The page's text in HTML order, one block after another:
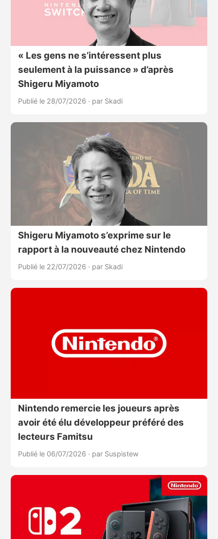
« Les gens ne s’intéressent plus
seulement à la puissance » d’après
Shigeru Miyamoto
Publié le 28/07/2026 · par Skadi
Shigeru Miyamoto s’exprime sur le
rapport à la nouveauté chez Nintendo
Publié le 22/07/2026 · par Skadi
Nintendo remercie les joueurs après
avoir été élu développeur préféré des
lecteurs Famitsu
Publié le 06/07/2026 · par Suspistew